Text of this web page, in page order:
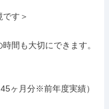
す＞
間も大切にできます。
ヶ月分※前年度実績）